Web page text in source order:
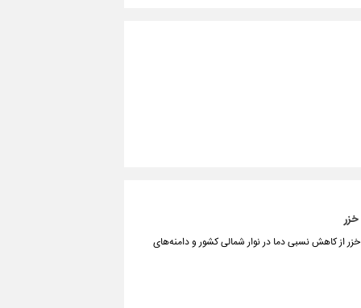
از کاهش نسبی دما در نوار شمالی کشور و دامنه‌های